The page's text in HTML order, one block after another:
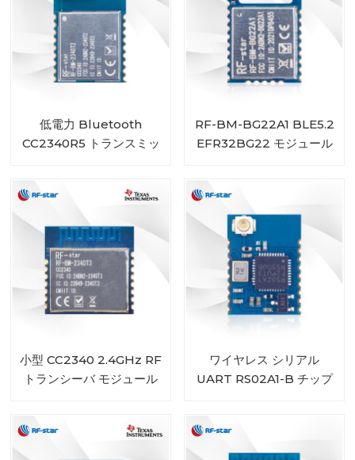
低電力 Bluetooth
CC2340R5 トランスミッ
RF-BM-BG22A1 BLE5.2
EFR32BG22 モジュール
小型 CC2340 2.4GHz RF
トランシーバ モジュール
ワイヤレス シリアル
UART RS02A1-B チップ